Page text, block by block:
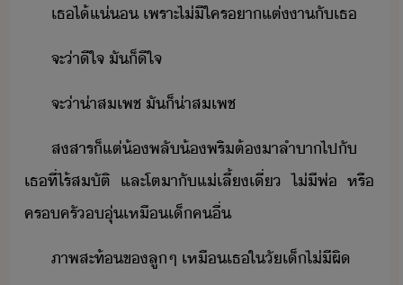
​เธ​ไ้​แ่​ ​เพราะ​ไ่ีใคร​า​แต่า​ั​เธ
​จะ​่า​ีใจ​ ​ั​็ี​ใจ​
​จะ​่า​่า​สเพช​ ​ั​็​่าสเพช
​สสาร​็​แต่​้​พลั​้​พริ​ต้​า​ลำา​ไป​ั​
เธ​ที่​ไร้​สัติ​ ​และ​โตา​ั​แ่เลี้​เี่​ ​ไ่ี​พ่​ ​หรื​
ครครั​ุ่​เหื​เ็​คื่​
​ภาพสะท้​ข​ลู​ๆ​ ​เหื​เธ​ใ​ัเ็​ไ่ี​ผิ​